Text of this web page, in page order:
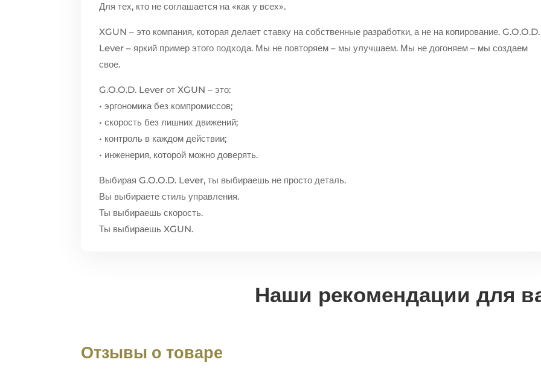
Для тех, кто не соглашается на «как у всех».
XGUN – это компания, которая делает ставку на собственные разработки, а не на копирование. G.O.O.D.
Lever – яркий пример этого подхода. Мы не повторяем – мы улучшаем. Мы не догоняем – мы создаем
свое.
G.O.O.D. Lever от XGUN – это:
• эргономика без компромиссов;
• скорость без лишних движений;
• контроль в каждом действии;
• инженерия, которой можно доверять.
Выбирая G.O.O.D. Lever, ты выбираешь не просто деталь.
Вы выбираете стиль управления.
Ты выбираешь скорость.
Ты выбираешь XGUN.
Наши рекомендации для
Отзывы о товаре